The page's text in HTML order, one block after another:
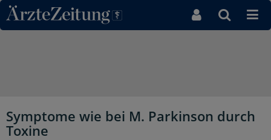
Direkt zum Inhaltsbereich
Symptome wie bei M. Parkinson durch
Toxine